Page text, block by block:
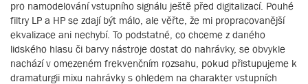
pro namodelování vstupního signálu ještě před digitalizací. Pouhé
filtry LP a HP se zdají být málo, ale věřte, že mi propracovanější
ekvalizace ani nechybí. To podstatné, co chceme z daného
lidského hlasu či barvy nástroje dostat do nahrávky, se obvykle
nachází v omezeném frekvenčním rozsahu, pokud přistupujeme k
dramaturgii mixu nahrávky s ohledem na charakter vstupních